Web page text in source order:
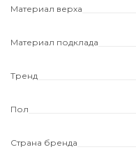
Материал верха
Материал подклада
Тренд
Пол
Страна бренда